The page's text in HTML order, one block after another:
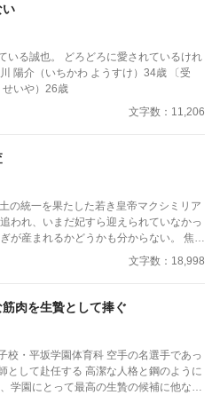
い
いる誠也。 どろどろに愛されているけれ
せいや）26歳
文字数：11,206
の統一を果たした若き皇帝マクシミリア
われ、いまだ妃すら迎えられていなかっ
が産まれるかどうかも分からない。 焦れ
クシミリアンは世にも屈辱的な『検査』
――!?
文字数：18,998
肉を生贄として捧ぐ
園体育科 空手の名選手であっ
高潔な人格と鋼のように